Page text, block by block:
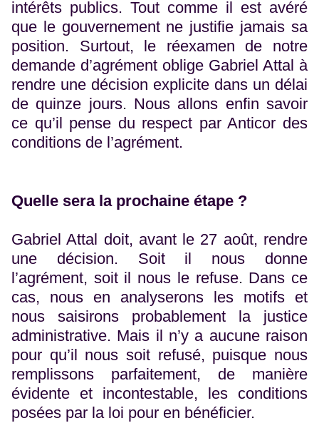
intérêts publics. Tout comme il est avéré
que le gouvernement ne justifie jamais sa
position. Surtout, le réexamen de notre
demande d’agrément oblige Gabriel Attal à
rendre une décision explicite dans un délai
de quinze jours. Nous allons enfin savoir
ce qu’il pense du respect par Anticor des
conditions de l’agrément.
Quelle sera la prochaine étape ?
Gabriel Attal doit, avant le 27 août, rendre
une décision. Soit il nous donne
l’agrément, soit il nous le refuse. Dans ce
cas, nous en analyserons les motifs et
nous saisirons probablement la justice
administrative. Mais il n’y a aucune raison
pour qu’il nous soit refusé, puisque nous
remplissons parfaitement, de manière
évidente et incontestable, les conditions
posées par la loi pour en bénéficier.